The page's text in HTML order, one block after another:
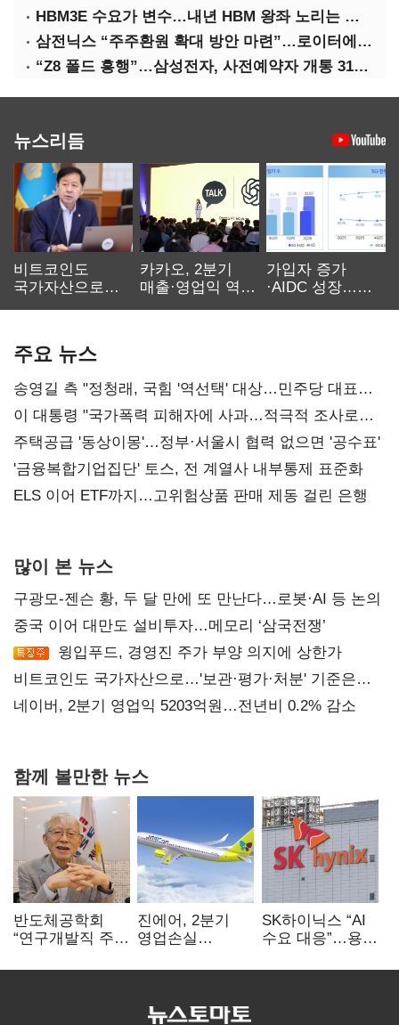
HBM3E 수요가 변수…내년 HBM 왕좌 노리는 삼성
삼전닉스 “주주환원 확대 방안 마련”…로이터에 성명 보내
“Z8 폴드 흥행”…삼성전자, 사전예약자 개통 31일까지 연장
뉴스리듬
비트코인도
국가자산으로…'
카카오, 2분기
매출·영업익 역대
가입자 증가
·AIDC 성장…
주요 뉴스
송영길 측 "정청래, 국힘 '역선택' 대상…민주당 대표로
총선 지휘 못해"
이 대통령 "국가폭력 피해자에 사과…적극적 조사로
진실 밝혀야"
주택공급 '동상이몽'…정부·서울시 협력 없으면 '공수표'
'금융복합기업집단' 토스, 전 계열사 내부통제 표준화
ELS 이어 ETF까지…고위험상품 판매 제동 걸린 은행
많이 본 뉴스
구광모-젠슨 황, 두 달 만에 또 만난다…로봇·AI 등 논의
중국 이어 대만도 설비투자…메모리 ‘삼국전쟁’
윙입푸드, 경영진 주가 부양 의지에 상한가
비트코인도 국가자산으로…'보관·평가·처분' 기준은
숙제
네이버, 2분기 영업익 5203억원…전년비 0.2% 감소
함께 볼만한 뉴스
반도체공학회
“연구개발직 주
개선해야”
진에어, 2분기
영업손실
상승 여파
SK하이닉스 “AI
수요 대응”…용인
투자